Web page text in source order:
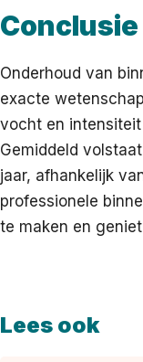
Conclusie
Onderhoud van
exacte
vocht en
Gemiddeld
jaar, afhankelijk
professionele
te maken en
Lees ook